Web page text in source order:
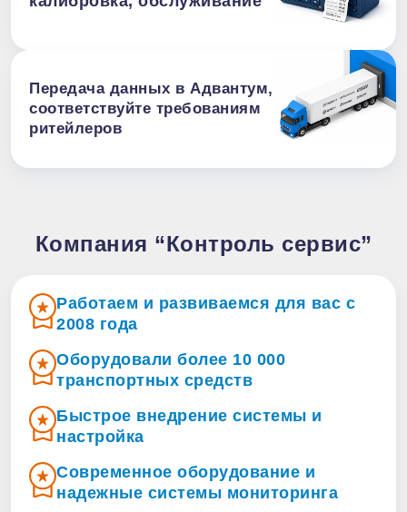
Передача данных в Адвантум,
соответствуйте требованиям
ритейлеров
Компания “Контроль сервис”
Работаем и развиваемся для вас с
2008 года
Оборудовали более 10 000
транспортных средств
Быстрое внедрение системы и
настройка
Современное оборудование и
надежные системы мониторинга